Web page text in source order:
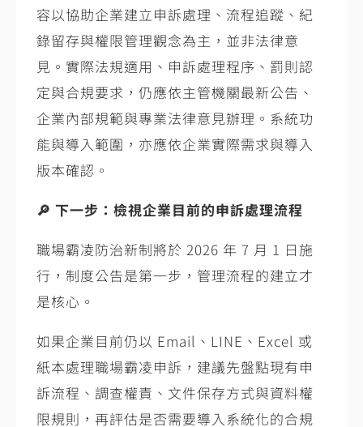
容以協助企業建立申訴處理、流程追蹤、紀
錄留存與權限管理觀念為主，並非法律意
見。實際法規適用、申訴處理程序、罰則認
定與合規要求，仍應依主管機關最新公告、
企業內部規範與專業法律意見辦理。系統功
能與導入範圍，亦應依企業實際需求與導入
版本確認。
🔎 下一步：檢視企業目前的申訴處理流程
職場霸凌防治新制將於 2026 年 7 月 1 日施
行，制度公告是第一步，管理流程的建立才
是核心。
如果企業目前仍以 Email 、 LINE 、 Excel 或
紙本處理職場霸凌申訴，建議先盤點現有申
訴流程、調查權責、文件保存方式與資料權
限規則，再評估是否需要導入系統化的合規